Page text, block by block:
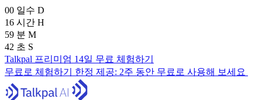
00 일수 D
16 시간 H
59 분 M
41 초 S
Talkpal 프리미엄 14일 무료 체험하기
무료로 체험하기 한정 제공: 2주 동안 무료로 사용해 보세요